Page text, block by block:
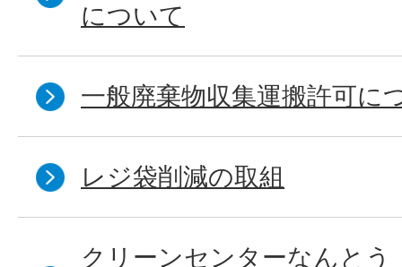
について
一般廃棄物収集運搬許可に
レジ袋削減の取組
クリーンセンターなんとう